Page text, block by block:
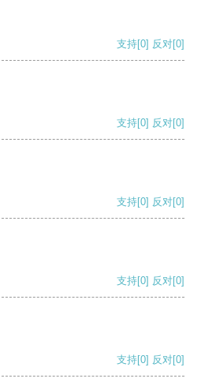
支持[0] 反对[0]
支持[0] 反对[0]
支持[0] 反对[0]
支持[0] 反对[0]
支持[0] 反对[0]